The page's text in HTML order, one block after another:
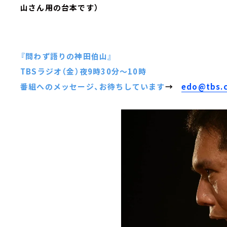
山さん用の台本です）
『問わず語りの神田伯山』
TBSラジオ（金）夜9時30分～10時
番組へのメッセージ、お待ちしています→